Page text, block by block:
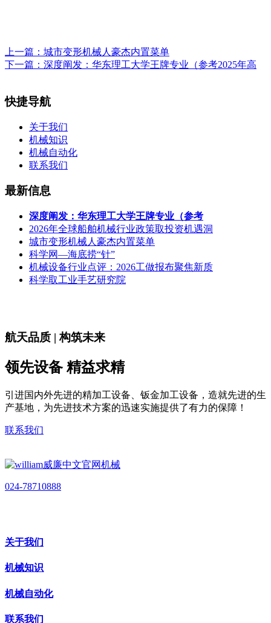
上一篇： 城市变形机械人豪杰内置菜单
下一篇： 深度阐发：华东理工大学王牌专业（参考2025年高
快捷导航
关于我们
机械知识
机械自动化
联系我们
最新信息
深度阐发：华东理工大学王牌专业（参考
2026年全球船舶机械行业政策取投资机遇洞
城市变形机械人豪杰内置菜单
科学网—海底捞“针”
机械设备行业点评：2026工做报布聚焦新质
科学取工业手艺研究院
航天品质 | 构筑未来
领先设备 精益求精
引进国内外先进的精加工设备、钣金加工设备，造就先进的生
产基地，为先进技术方案的迅速实施提供了有力的保障！
联系我们
024-78710888
关于我们
机械知识
机械自动化
联系我们